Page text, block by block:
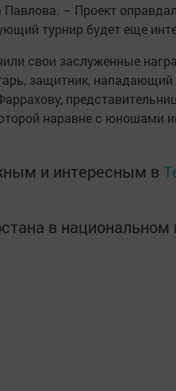
Павлова. – Проект
турнир будет еще
свои заслуженные
защитник,
наравне с юношами
и интересным в
в